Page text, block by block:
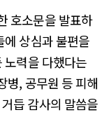
호소문을 발표하
상심과 불편을
노력을 다했다는
병, 공무원 등 피해
듭 감사의 말씀을